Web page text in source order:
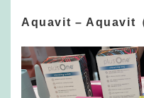
Aquavit – Aquavit（